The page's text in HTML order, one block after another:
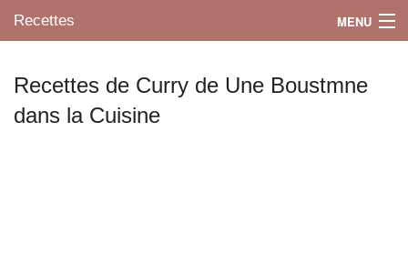
Recettes MENU
Mes blogs préférés
Recettes de Curry de Une Boustmne
dans la Cuisine